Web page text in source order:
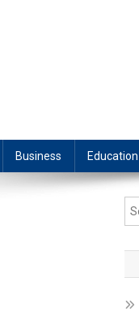
Business Education